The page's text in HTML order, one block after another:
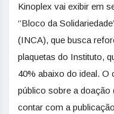
Kinoplex vai exibir em
‘’Bloco da
(INCA), que busca
plaquetas do Instituto,
40% abaixo do ideal. O
público sobre a doação
contar com a